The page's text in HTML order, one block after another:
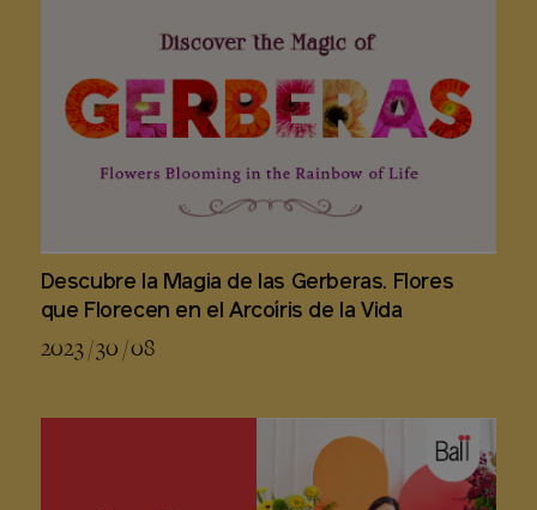
Descubre la Magia de las Gerberas. Flores
que Florecen en el Arcoíris de la Vida
2023 / 30 / 08